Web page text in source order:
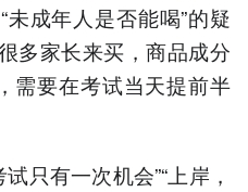
未成年人是否能喝”的疑
多家长来买，商品成分
需要在考试当天提前半
只有一次机会”“上岸，